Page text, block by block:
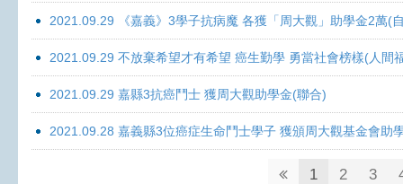
2021.09.29 《嘉義》3學子抗病魔 各獲「周大觀」助學金2萬(
2021.09.29 不放棄希望才有希望 癌生勤學 勇當社會榜樣(人間
2021.09.29 嘉縣3抗癌鬥士 獲周大觀助學金(聯合)
2021.09.28 嘉義縣3位癌症生命鬥士學子 獲頒周大觀基金會助
1 2 3